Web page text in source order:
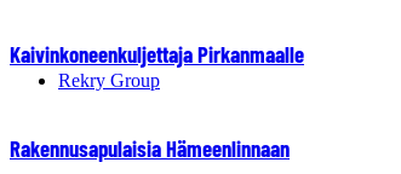
Rekry Group
Kaivinkoneenkuljettaja Pirkanmaalle
Rakennusapulaisia Hämeenlinnaan